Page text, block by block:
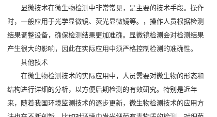
显微技术在微生物检测中非常常见，是主要的技术手段。操作
时，一般应用于光学显微镜、荧光显微镜等。，操作人员根据检测
结果调整设备，确保检测结果更加准确。显微镜检测会对检测结果
产生很大的影响，因此在实际应用中须严格控制检测的准确性。
其他技术
在微生物检测技术的实际应用中，人员需要对微生物的形态和
结构进行详细的分析，以方便后期检测的有效研究。特别是近年
来，随着我国环境监测技术的逐步更新，微生物检测技术的应用方